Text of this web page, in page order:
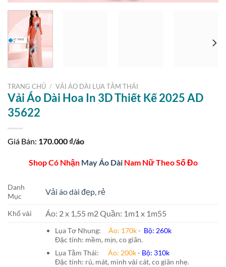
TRANG CHỦ / VẢI ÁO DÀI LỤA TẰM THÁI
Vải Áo Dài Hoa In 3D Thiết Kế 2025 AD
35622
Giá Bán: 170.000 ₫/áo
Shop Có Nhận May Áo DàiNam Nữ Theo Số Đo
Danh
Mục
Vải áo dài đẹp, rẻ
Khổ vải Áo: 2 x 1,55 m2 Quần: 1m1 x 1m55
Lụa Tơ Nhung: Áo: 170k- Bộ: 260k
Đặc tính: mềm, mịn, co giãn.
Lụa Tằm Thái: Áo: 200k- Bộ: 310k
Đặc tính: rủ, mát, mình vải cát, co giãn nhẹ.